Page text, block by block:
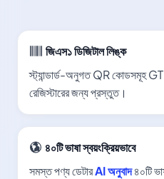
জিএস১ ডিজিটাল লিঙ্ক
স্ট্যান্ডার্ড-অনুগত QR কোডসমূহ
রেজিস্টারের জন্য প্রস্তুত।
৪০টি ভাষা স্বয়ংক্রিয়ভাবে
সমস্ত পণ্য ডেটারAI অনুবাদ৪০টি